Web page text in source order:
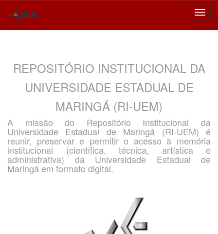
REPOSITÓRIO INSTITUCIONAL DA
UNIVERSIDADE ESTADUAL DE
MARINGÁ (RI-UEM)
A missão do Repositório Institucional da
Universidade Estadual de Maringá (RI-UEM) é
reunir, preservar e permitir o acesso à memória
institucional (científica, técnica, artística e
administrativa) da Universidade Estadual de
Maringá em formato digital.